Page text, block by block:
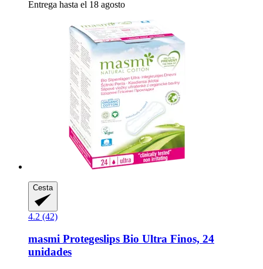
Entrega hasta el 18 agosto
Cesta
4.2 (42)
masmi Protegeslips Bio Ultra Finos, 24
unidades